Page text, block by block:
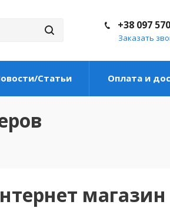
+38 097
Заказать
Статьи Оплата и